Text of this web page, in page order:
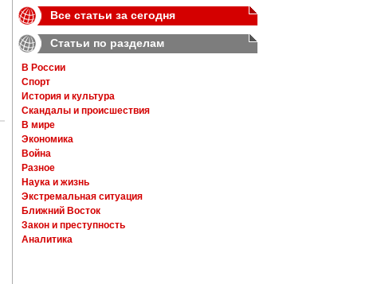
Все статьи за сегодня
Статьи по разделам
В России
Спорт
История и культура
Скандалы и происшествия
В мире
Экономика
Война
Разное
Наука и жизнь
Экстремальная ситуация
Ближний Восток
Закон и преступность
Аналитика